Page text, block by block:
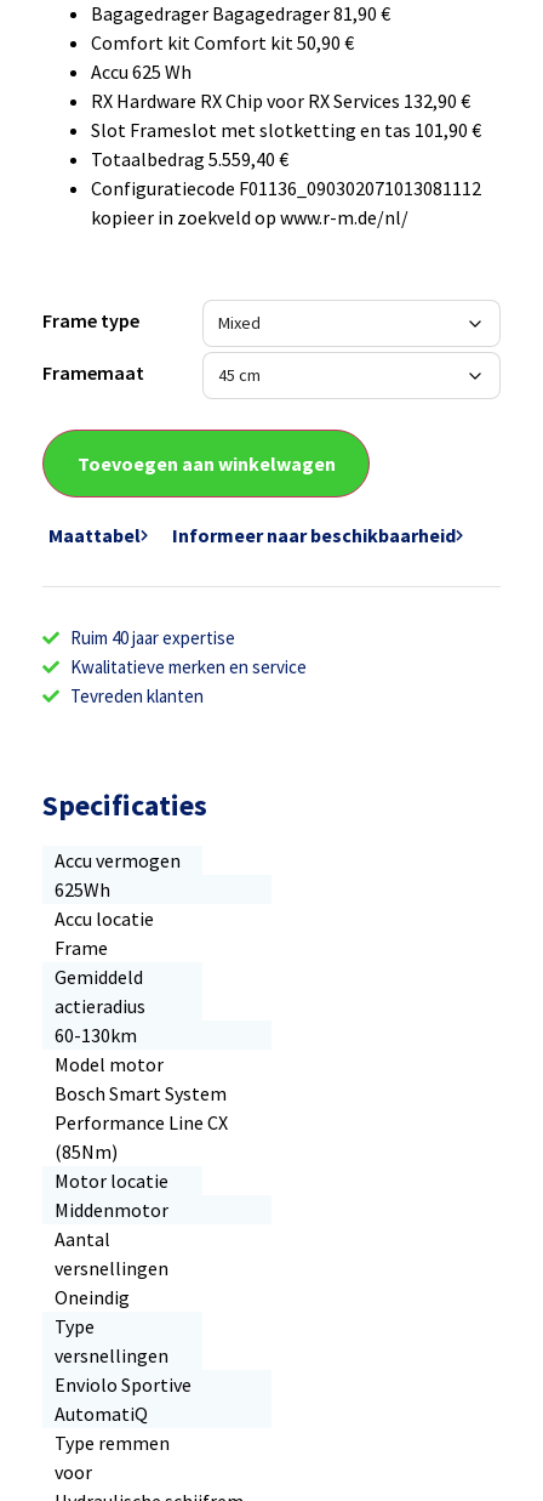
Bagagedrager Bagagedrager 81,90 €
Comfort kit Comfort kit 50,90 €
Accu 625 Wh
RX Hardware RX Chip voor RX Services 132,90 €
Slot Frameslot met slotketting en tas 101,90 €
Totaalbedrag 5.559,40 €
Configuratiecode F01136_090302071013081112
kopieer in zoekveld op www.r-m.de/nl/
Frame type
Framemaat
Toevoegen aan winkelwagen
Maattabel Informeer naar beschikbaarheid
Ruim 40 jaar expertise
Kwalitatieve merken en service
Tevreden klanten
Specificaties
Accu vermogen
625Wh
Accu locatie
Frame
Gemiddeld
actieradius
60-130km
Model motor
Bosch Smart System
Performance Line CX
(85Nm)
Motor locatie
Middenmotor
Aantal
versnellingen
Oneindig
Type
versnellingen
Enviolo Sportive
AutomatiQ
Type remmen
voor